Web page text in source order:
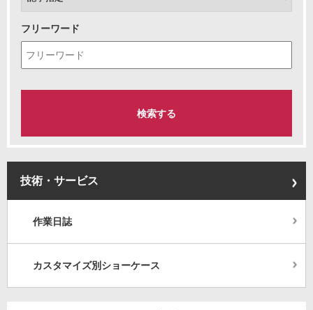
フリーワード
技術・サービス
作業日誌
カスタマイズ別ショーケース